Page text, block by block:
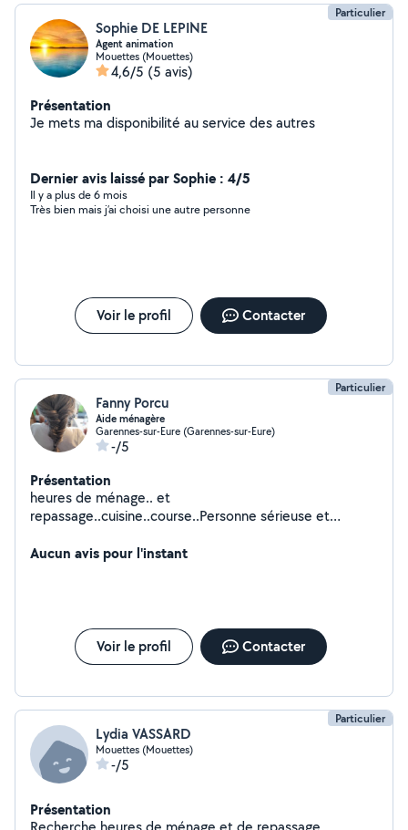
Particulier
Sophie DE LEPINE
Agent animation
Mouettes (Mouettes)
4,6/5 (5 avis)
Présentation
Je mets ma disponibilité au service des autres
Dernier avis laissé par Sophie : 4/5
Il y a plus de 6 mois
Très bien mais j’ai choisi une autre personne
Voir le profil Contacter
Particulier
Fanny Porcu
Aide ménagère
Garennes-sur-Eure (Garennes-sur-Eure)
-/5
Présentation
heures de ménage.. et
repassage..cuisine..course..Personne sérieuse et
Aucun avis pour l'instant
Voir le profil Contacter
Particulier
Lydia VASSARD
Mouettes (Mouettes)
-/5
Présentation